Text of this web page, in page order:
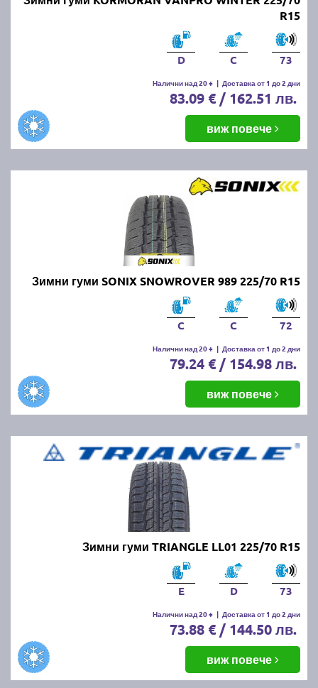
R15
D C 73
Налични над 20 + | Доставка от 1 до 2 дни
83.09 € / 162.51 лв.
виж повече
Зимни гуми SONIX SNOWROVER 989 225/70 R15
C C 72
Налични над 20 + | Доставка от 1 до 2 дни
79.24 € / 154.98 лв.
виж повече
Зимни гуми TRIANGLE LL01 225/70 R15
E D 73
Налични над 20 + | Доставка от 1 до 2 дни
73.88 € / 144.50 лв.
виж повече